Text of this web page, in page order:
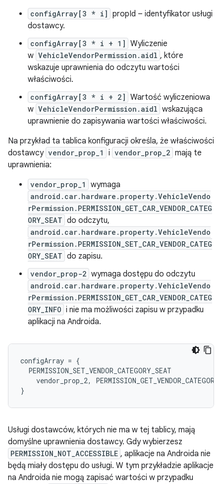
configArray[3 * i] propId – identyfikator usługi
dostawcy.
configArray[3 * i + 1] Wyliczenie
w VehicleVendorPermission.aidl , które
wskazuje uprawnienia do odczytu wartości
właściwości.
configArray[3 * i + 2] Wartość wyliczeniowa
w VehicleVendorPermission.aidl wskazująca
uprawnienie do zapisywania wartości właściwości.
Na przykład ta tablica konfiguracji określa, że właściwości
dostawcy vendor_prop_1 i vendor_prop_2 mają te
uprawnienia:
vendor_prop_1 wymaga
android.car.hardware.property.VehicleVendo
rPermission.PERMISSION_GET_CAR_VENDOR_CATEG
ORY_SEAT do odczytu,
android.car.hardware.property.VehicleVendo
rPermission.PERMISSION_SET_CAR_VENDOR_CATEG
ORY_SEAT do zapisu.
vendor_prop-2 wymaga dostępu do odczytu
android.car.hardware.property.VehicleVendo
rPermission.PERMISSION_GET_CAR_VENDOR_CATEG
ORY_INFO i nie ma możliwości zapisu w przypadku
aplikacji na Androida.
configArray = {
PERMISSION_SET_VENDOR_CATEGORY_SEAT
vendor_prop_2,
}
Usługi dostawców, których nie ma w tej tablicy, mają
domyślne uprawnienia dostawcy. Gdy wybierzesz
PERMISSION_NOT_ACCESSIBLE , aplikacje na Androida nie
będą miały dostępu do usługi. W tym przykładzie aplikacje
na Androida nie mogą zapisać wartości w przypadku